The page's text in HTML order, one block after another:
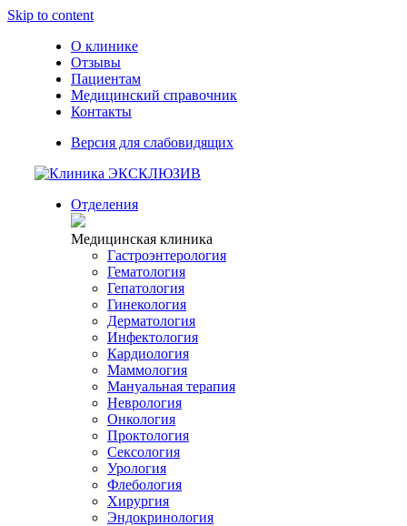
Skip to content
О клинике
Отзывы
Пациентам
Медицинский справочник
Контакты
Версия для слабовидящих
Отделения
Медицинская клиника
Гастроэнтерология
Гематология
Гепатология
Гинекология
Дерматология
Инфектология
Кардиология
Маммология
Мануальная терапия
Неврология
Онкология
Проктология
Сексология
Урология
Флебология
Хирургия
Эндокринология